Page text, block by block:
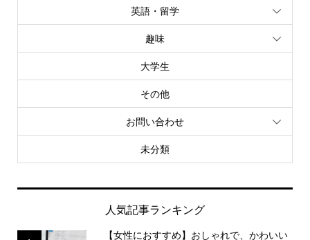
英語・留学
趣味
大学生
その他
お問い合わせ
未分類
人気記事ランキング
【女性におすすめ】おしゃれで、かわいい